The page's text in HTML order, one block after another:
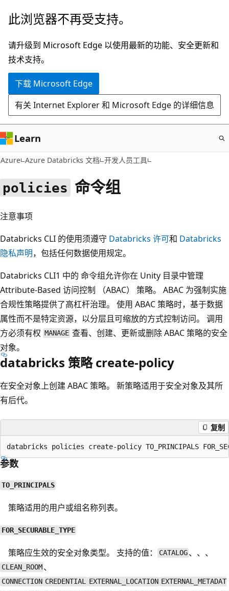
跳
主
要
内
此浏览器不再受支持。
请升级到 Microsoft Edge 以使用最新的功能、安全更新和
技术支持。
下载 Microsoft Edge
有关 Internet Explorer 和 Microsoft Edge 的详细信息
Learn
Azure Azure Databricks 文档 开发人员工具
policies 命令组
注意事项
Databricks CLI 的使用须遵守 Databricks 许可和 Databricks
隐私声明，包括任何数据使用规定。
Databricks CLI1 中的 命令组允许你在 Unity 目录中管理
Attribute-Based 访问控制 （ABAC） 策略。 ABAC 为强制实施
合规性策略提供了高杠杆治理。 使用 ABAC 策略时，基于数据
属性而不是特定资源，以分层且可缩放的方式控制访问。 调用
方必须有权 MANAGE 查看、创建、更新或删除 ABAC 策略的安全
对象。
databricks 策略 create-policy
在安全对象上创建 ABAC 策略。 新策略适用于安全对象及其所
有后代。
复制
参数
TO_PRINCIPALS
策略适用的用户或组名称列表。
FOR_SECURABLE_TYPE
策略应生效的安全对象类型。 支持的值： CATALOG 、、、
CLEAN_ROOM 、
CONNECTION CREDENTIAL EXTERNAL_LOCATION EXTERNAL_METADAT